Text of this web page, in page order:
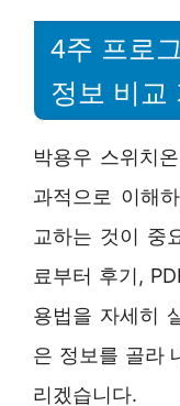
4주 프로
정보 비교
박용우 스위치
과적으로 이해
교하는 것이 중
료부터 후기,
용법을 자세히
은 정보를 골라
리겠습니다.